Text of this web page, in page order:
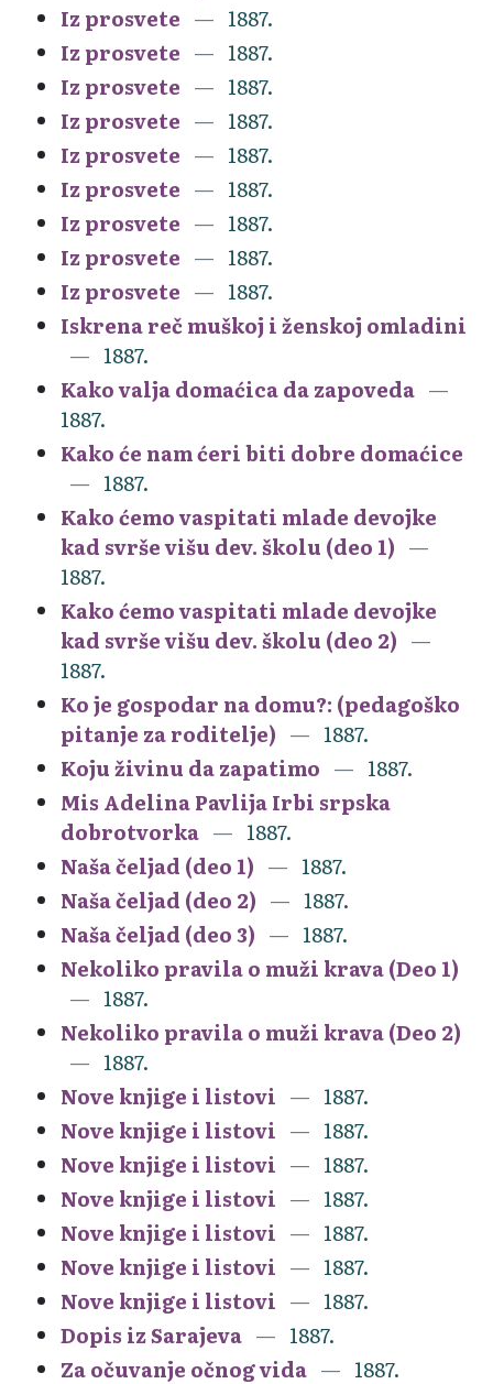
Iz prosvete
1887.
Iz prosvete
1887.
Iz prosvete
1887.
Iz prosvete
1887.
Iz prosvete
1887.
Iz prosvete
1887.
Iz prosvete
1887.
Iz prosvete
1887.
Iz prosvete
1887.
Iskrena reč muškoj i ženskoj omladini
1887.
Kako valja domaćica da zapoveda
1887.
Kako će nam ćeri biti dobre domaćice
1887.
Kako ćemo vaspitati mlade devojke
kad svrše višu dev. školu (deo 1)
1887.
Kako ćemo vaspitati mlade devojke
kad svrše višu dev. školu (deo 2)
1887.
Ko je gospodar na domu?: (pedagoško
pitanje za roditelje)
1887.
Koju živinu da zapatimo
1887.
Mis Adelina Pavlija Irbi srpska
dobrotvorka
1887.
Naša čeljad (deo 1)
1887.
Naša čeljad (deo 2)
1887.
Naša čeljad (deo 3)
1887.
Nekoliko pravila o muži krava (Deo 1)
1887.
Nekoliko pravila o muži krava (Deo 2)
1887.
Nove knjige i listovi
1887.
Nove knjige i listovi
1887.
Nove knjige i listovi
1887.
Nove knjige i listovi
1887.
Nove knjige i listovi
1887.
Nove knjige i listovi
1887.
Nove knjige i listovi
1887.
Dopis iz Sarajeva
1887.
Za očuvanje očnog vida
1887.